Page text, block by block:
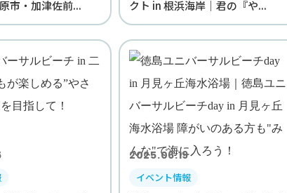
市・加津佐前...
クト in 根浜海岸｜君の『や...
2025.06.19
イベント情報